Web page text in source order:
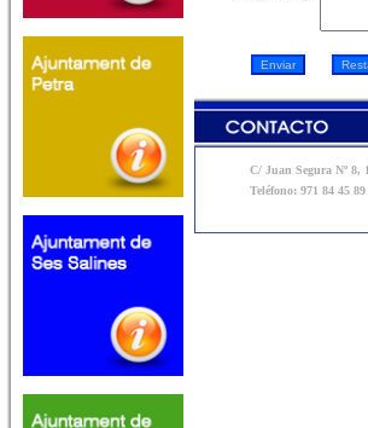
C/ Juan Segura Nº 8,
Teléfono: 971 84 45